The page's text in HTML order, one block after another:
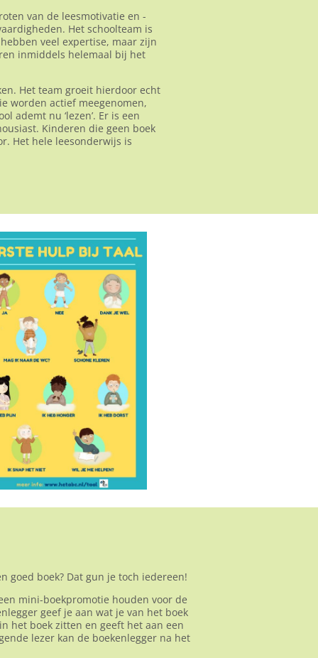
van de leesmotivatie en -
Het schoolteam is
veel expertise, maar zijn
inmiddels helemaal bij het
Het team groeit hierdoor echt
worden actief meegenomen,
ademt nu ‘lezen’. Er is een
Kinderen die geen boek
Het hele leesonderwijs is
goed boek? Dat gun je toch iedereen!
mini-boekpromotie houden voor de
geef je aan wat je van het boek
het boek zitten en geeft het aan een
lezer kan de boekenlegger na het